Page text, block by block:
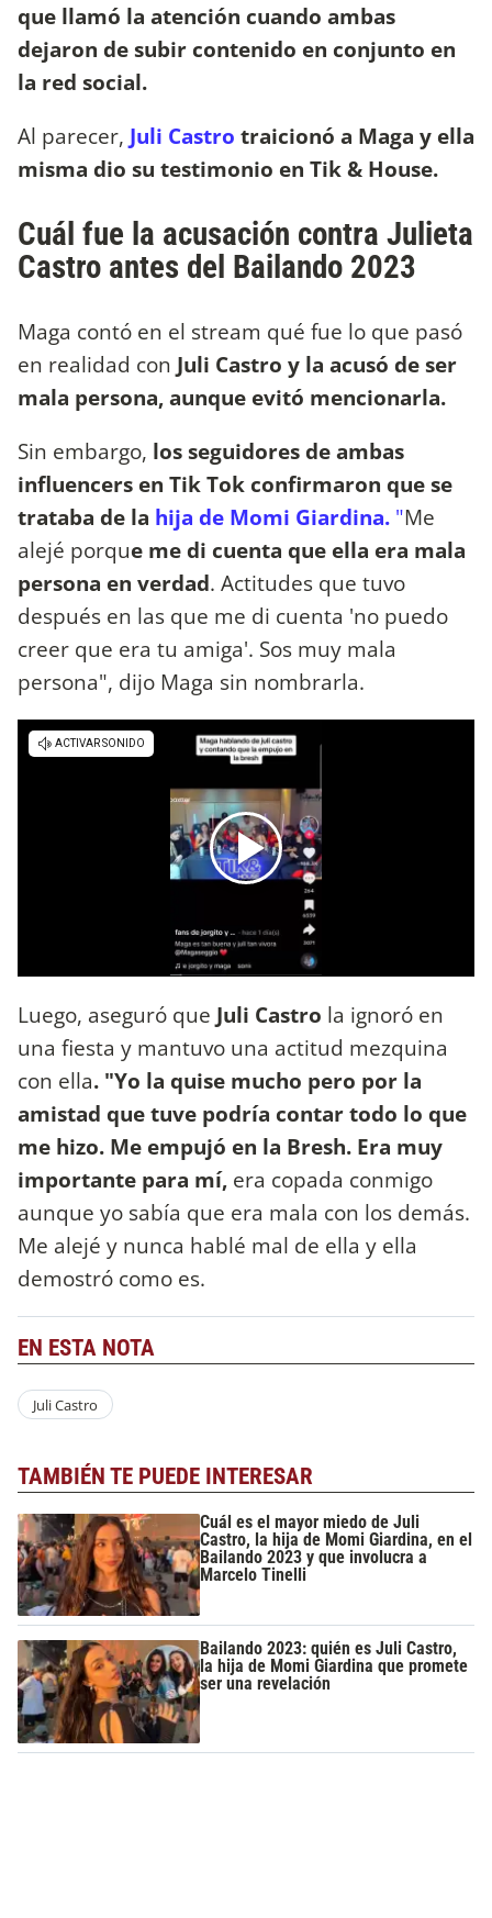
que llamó la atención cuando ambas
dejaron de subir contenido en conjunto en
la red social.
Al parecer, Juli Castro traicionó a Maga y ella
misma dio su testimonio en Tik & House.
Cuál fue la acusación contra Julieta
Castro antes del Bailando 2023
Maga contó en el stream qué fue lo que pasó
en realidad con Juli Castro y la acusó de ser
mala persona, aunque evitó mencionarla.
Sin embargo, los seguidores de ambas
influencers en Tik Tok confirmaron que se
trataba de la hija de Momi Giardina. "Me
alejé porque me di cuenta que ella era mala
persona en verdad. Actitudes que tuvo
después en las que me di cuenta 'no puedo
creer que era tu amiga'. Sos muy mala
persona", dijo Maga sin nombrarla.
Luego, aseguró que Juli Castro la ignoró en
una fiesta y mantuvo una actitud mezquina
con ella. "Yo la quise mucho pero por la
amistad que tuve podría contar todo lo que
me hizo. Me empujó en la Bresh. Era muy
importante para mí, era copada conmigo
aunque yo sabía que era mala con los demás.
Me alejé y nunca hablé mal de ella y ella
demostró como es.
EN ESTA NOTA
Juli Castro
TAMBIÉN TE PUEDE INTERESAR
Cuál es el mayor miedo de Juli
Castro, la hija de Momi Giardina, en el
Bailando 2023 y que involucra a
Marcelo Tinelli
Bailando 2023: quién es Juli Castro,
la hija de Momi Giardina que promete
ser una revelación